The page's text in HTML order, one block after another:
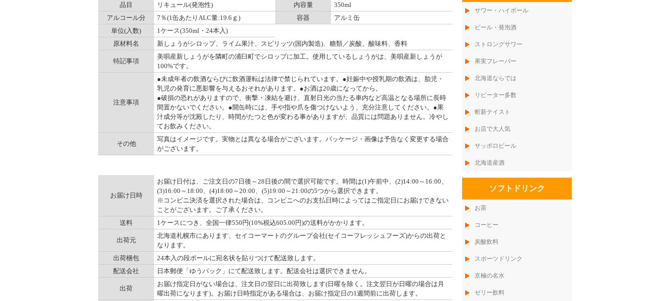
品目 リキュール(発泡性) 内容量
350ml
アルコール分
7％(1缶あたりALC量:19.6ｇ) 容器
アルミ缶
単位(入数)
1ケース(350ml・24本入)
原材料名
新しょうがシロップ、ライム果汁、スピリッツ(国内製造)、糖類／炭酸、酸味料、香料
特記事項
美唄産新しょうがを隣町の浦臼町でシロップに加工。使用しているしょうがは、美唄産新しょうが
100%です。
注意事項
●未成年者の飲酒ならびに飲酒運転は法律で禁じられています。●妊娠中や授乳期の飲酒は、胎児・
乳児の発育に悪影響を与えるおそれがあります。●お酒は20歳になってから。
●破損の恐れがありますので、衝撃・凍結を避け、直射日光の当たる車内など高温となる場所に長時
間置かないでください。●開缶時には、手や指や爪を傷つけないよう、充分注意してください。●果
汁成分等が沈殿したり、時間がたつと色が変わる事がありますが、品質には問題ありません。冷やし
てお飲みください。
その他
写真はイメージです。実物とは異なる場合がございます。パッケージ・画像は予告なく変更する場合
がございます。
お届け日時
お届け日付は、ご注文日の7日後～28日後の間で選択可能です。時間は(1)午前中、(2)14:00～16:00、
(3)16:00～18:00、(4)18:00～20:00、(5)19:00～21:00の5つから選択できます。
※コンビニ決済を選択された場合は、コンビニへのお支払日時によってはご指定日にお届けできない
ことがございます。ご了承ください。
送料
1ケースにつき、全国一律550円(10%税込605.00円)の送料がかかります。
出荷元
北海道札幌市にあります、セイコーマートのグループ会社(セイコーフレッシュフーズ)からの出荷と
なります。
出荷梱包
24本入の段ボールに宛名状を貼りつけて配送致します。
配送会社
日本郵便「ゆうパック」にて配送致します。配送会社は選択できません。
出荷
お届け指定日がない場合は、注文日の翌日に出荷致します(日曜を除く。注文翌日が日曜の場合は月
曜出荷になります)。お届け日時指定がある場合は、お届け指定日の1週間前に出荷します。
サワー・ハイボール
ビール・発泡酒
ストロングサワー
果実フレーバー
北海道ならでは
リピーター多数
斬新テイスト
お店で大人気
サッポロビール
北海道産酒
ソフトドリンク
お茶
コーヒー
炭酸飲料
スポーツドリンク
京極の名水
ゼリー飲料